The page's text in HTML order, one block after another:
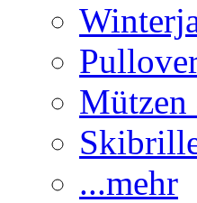
Mützen
...mehr